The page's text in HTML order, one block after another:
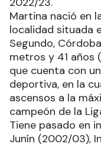
Martina nació en
localidad situada
Segundo,
metros y 41 años
que cuenta con
deportiva, en la
ascensos a la
campeón de la
Tiene pasado en
Junín (2002/03),